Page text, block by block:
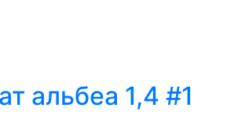
альбеа 1,4 #1